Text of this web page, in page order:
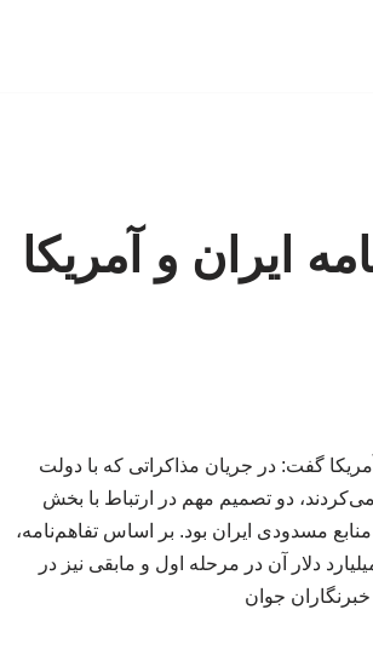
ایران و آمریکا
گفت: در جریان مذاکراتی که با دولت
دو تصمیم مهم در ارتباط با بخش
مسدودی ایران بود. بر اساس تفاهم‌نامه،
شده بود که این منابع به‌تدریج و در جریان مذاکرات آزاد شوند که ۱۲ میلیارد دلار آن در مرحله اول و مابقی نیز در
جوان